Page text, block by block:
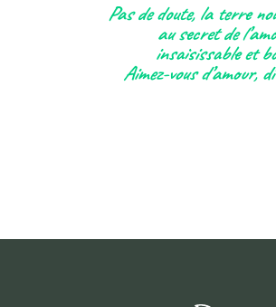
Pas de doute, la terre
au secret de
insaisissable et
Aimez-vous d’amour,